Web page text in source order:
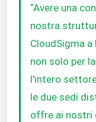
“Avere una
nostra
CloudSigma
non solo per
l'intero
le due sedi
offre ai nostri